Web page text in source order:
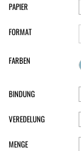
MENGE
PAPIER
FORMAT
FARBEN
BINDUNG
VEREDELUNG